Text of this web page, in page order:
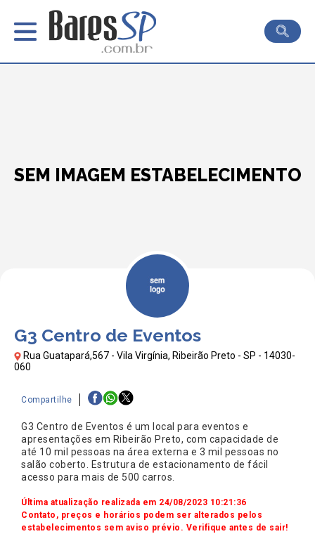
SEM IMAGEM ESTABELECIMENTO
G3 Centro de Eventos
Rua Guatapará,567 - Vila Virgínia, Ribeirão Preto - SP - 14030-
060
Compartilhe
G3 Centro de Eventos é um local para eventos e
apresentações em Ribeirão Preto, com capacidade de
até 10 mil pessoas na área externa e 3 mil pessoas no
salão coberto. Estrutura de estacionamento de fácil
acesso para mais de 500 carros.
Última atualização realizada em 24/08/2023 10:21:36
Contato, preços e horários podem ser alterados pelos
estabelecimentos sem aviso prévio. Verifique antes de sair!